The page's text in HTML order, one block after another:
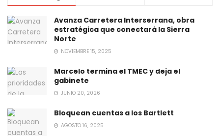
Avanza Carretera Interserrana, obra
estratégica que conectará la Sierra
Norte
NOVIEMBRE 15, 2025
Marcelo termina el TMEC y deja el
gabinete
JUNIO 20, 2026
Bloquean cuentas a los Bartlett
AGOSTO 16, 2025